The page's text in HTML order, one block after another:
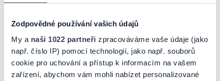
Zodpovědné používání vašich údajů
My a naši 1022 partneři zpracováváme vaše údaje (jako
např. číslo IP) pomocí technologií, jako např. souborů
cookie pro uchování a přístup k informacím na vašem
zařízení, abychom vám mohli nabízet personalizované